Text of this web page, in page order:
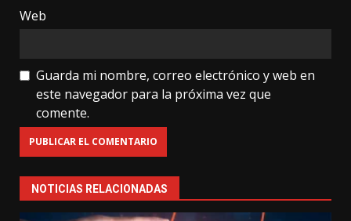
Web
Guarda mi nombre, correo electrónico y web en
este navegador para la próxima vez que
comente.
NOTICIAS RELACIONADAS